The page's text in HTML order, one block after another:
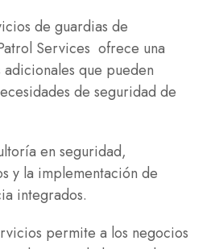
de guardias de
Services ofrece una
que pueden
de seguridad de
en seguridad,
y la implementación de
integrados.
permite a los negocios